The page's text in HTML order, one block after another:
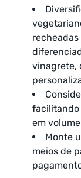
vinagrete,
facilitando
em
Monte
meios de